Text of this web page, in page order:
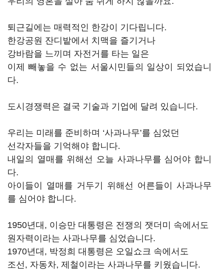
퇴근길에는 매력적인 한강이 기다립니다.
한강공원 잔디밭에서 치맥을 즐기거나
강바람을 느끼며 자전거를 타는 일은
이제 빼놓을 수 없는 서울시민들의 일상이 되었습니
다.
도시경쟁력은 결국 기술과 기업에 달려 있습니다.
우리는 미래를 준비하며 ‘사과나무’를 심었던
선각자들을 기억해야 합니다.
내일의 열매를 위해선 오늘 사과나무를 심어야 합니
다.
아이들이 열매를 거두기 위해선 어른들이 사과나무
를 심어야 합니다.
1950년대, 이승만 대통령은 전쟁의 잿더미 속에서도
원자력이라는 사과나무를 심었습니다.
1970년대, 박정희 대통령은 오일쇼크 속에서도
조선, 자동차, 제철이라는 사과나무를 키웠습니다.